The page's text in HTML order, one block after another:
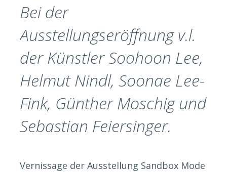
Bei der
Ausstellungseröffnung v.l.
der Künstler Soohoon Lee,
Helmut Nindl, Soonae Lee-
Fink, Günther Moschig und
Sebastian Feiersinger.
Vernissage der Ausstellung Sandbox Mode